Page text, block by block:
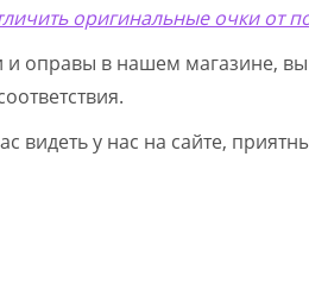
оригинальные очки от
и оправы в нашем магазине,
видеть у нас на сайте,